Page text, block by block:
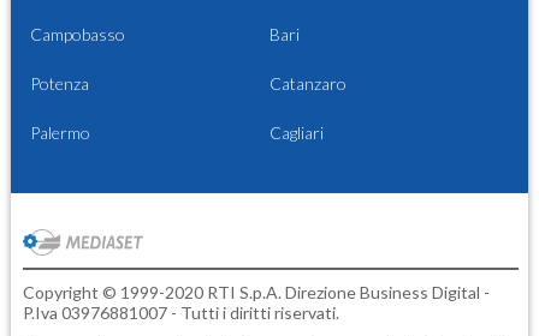
Campobasso Bari
Potenza Catanzaro
Palermo Cagliari
Copyright © 1999-2020 RTI S.p.A. Direzione Business Digital -
P.Iva 03976881007 - Tutti i diritti riservati.